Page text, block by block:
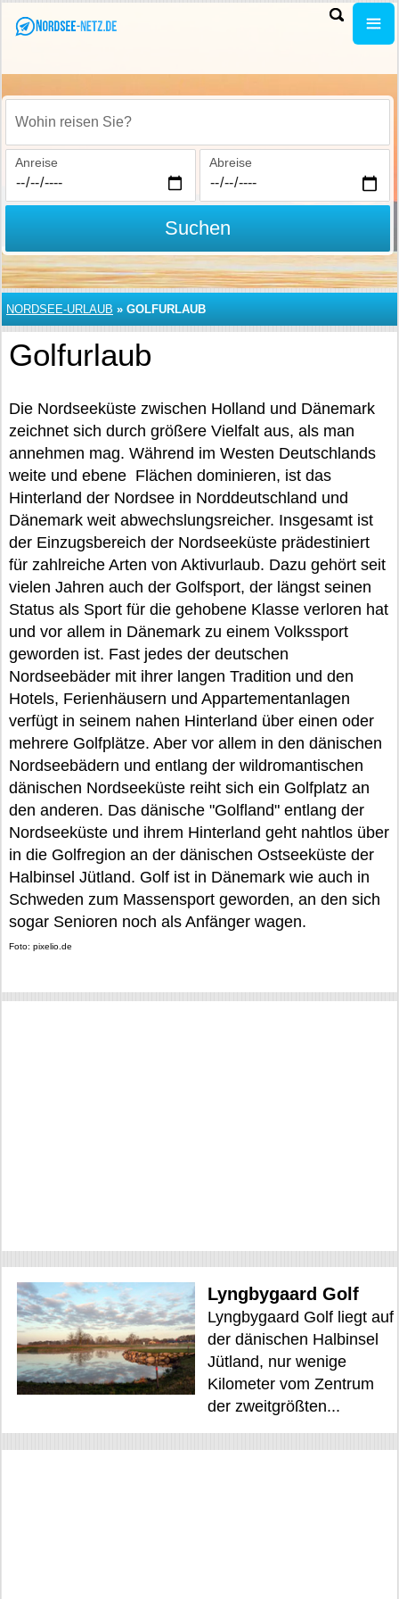
Wohin reisen Sie?
Anreise Abreise
Suchen
NORDSEE-URLAUB » GOLFURLAUB
Golfurlaub
Die Nordseeküste zwischen Holland und Dänemark
zeichnet sich durch größere Vielfalt aus, als man
annehmen mag. Während im Westen Deutschlands
weite und ebene Flächen dominieren, ist das
Hinterland der Nordsee in Norddeutschland und
Dänemark weit abwechslungsreicher. Insgesamt ist
der Einzugsbereich der Nordseeküste prädestiniert
für zahlreiche Arten von Aktivurlaub. Dazu gehört seit
vielen Jahren auch der Golfsport, der längst seinen
Status als Sport für die gehobene Klasse verloren hat
und vor allem in Dänemark zu einem Volkssport
geworden ist. Fast jedes der deutschen
Nordseebäder mit ihrer langen Tradition und den
Hotels, Ferienhäusern und Appartementanlagen
verfügt in seinem nahen Hinterland über einen oder
mehrere Golfplätze. Aber vor allem in den dänischen
Nordseebädern und entlang der wildromantischen
dänischen Nordseeküste reiht sich ein Golfplatz an
den anderen. Das dänische "Golfland" entlang der
Nordseeküste und ihrem Hinterland geht nahtlos über
in die Golfregion an der dänischen Ostseeküste der
Halbinsel Jütland. Golf ist in Dänemark wie auch in
Schweden zum Massensport geworden, an den sich
sogar Senioren noch als Anfänger wagen.
Foto: pixelio.de
Lyngbygaard Golf
Lyngbygaard Golf liegt auf
der dänischen Halbinsel
Jütland, nur wenige
Kilometer vom Zentrum
der zweitgrößten...